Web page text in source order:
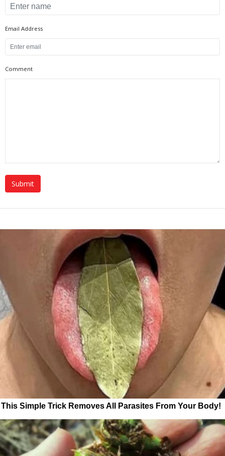
Email Address
Comment
This Simple Trick Removes All Parasites From Your Body!